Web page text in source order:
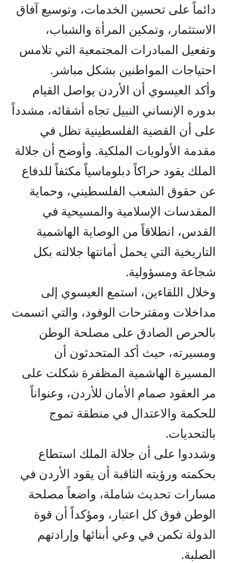
دائماً على تحسين الخدمات، وتوسيع آفاق
الاستثمار، وتمكين المرأة والشباب،
وتفعيل المبادرات المجتمعية التي تلامس
احتياجات المواطنين بشكل مباشر.
وأكد العيسوي أن الأردن يواصل القيام
بدوره الإنساني النبيل تجاه أشقائه، مشدداً
على أن القضية الفلسطينية تظل في
مقدمة الأولويات الملكية. وأوضح أن جلالة
الملك يقود حراكاً دبلوماسياً مكثفاً للدفاع
عن حقوق الشعب الفلسطيني، وحماية
المقدسات الإسلامية والمسيحية في
القدس، انطلاقاً من الوصاية الهاشمية
التاريخية التي يحمل أمانتها جلالته بكل
شجاعة ومسؤولية.
وخلال اللقاءين، استمع العيسوي إلى
مداخلات ومقترحات الوفود، والتي اتسمت
بالحرص الصادق على مصلحة الوطن
ومسيرته، حيث أكد المتحدثون أن
المسيرة الهاشمية المظفرة شكلت على
مر العقود صمام الأمان للأردن، وعنواناً
للحكمة والاعتدال في منطقة تموج
بالتحديات.
وشددوا على أن جلالة الملك استطاع
بحكمته ورؤيته الثاقبة أن يقود الأردن في
مسارات تحديث شاملة، واضعاً مصلحة
الوطن فوق كل اعتبار، ومؤكداً أن قوة
الدولة تكمن في وعي أبنائها وإرادتهم
الصلبة.